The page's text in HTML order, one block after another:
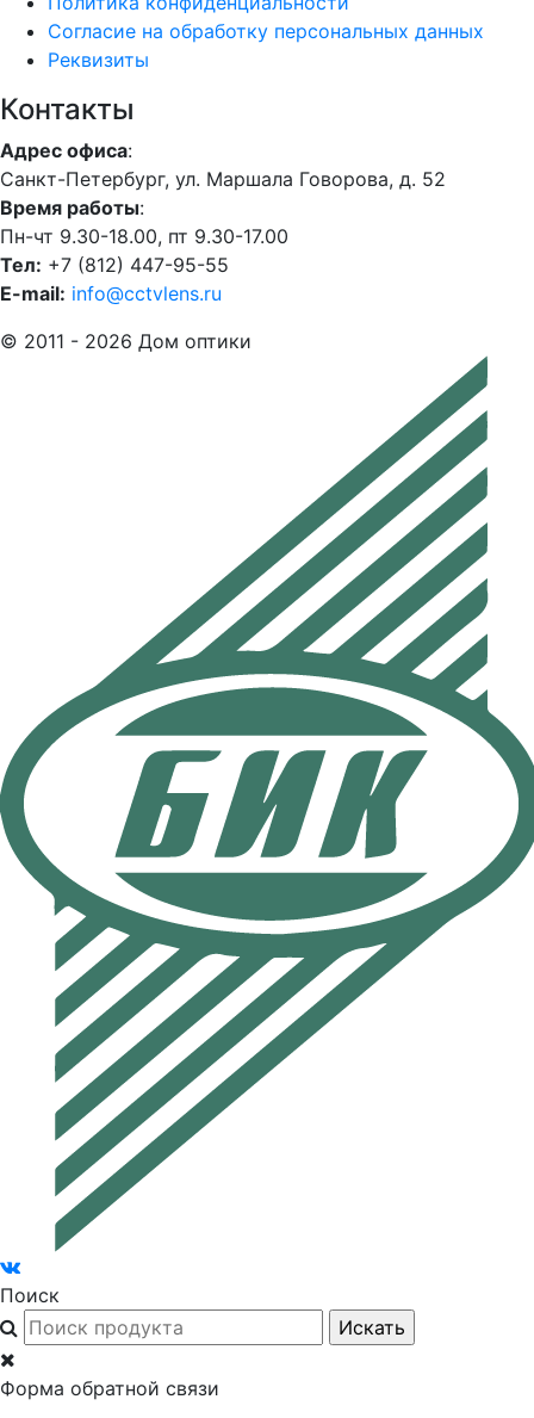
Согласие на обработку персональных данных
Реквизиты
Контакты
Адрес офиса:
Санкт-Петербург, ул. Маршала Говорова, д. 52
Время работы:
Пн-чт 9.30-18.00, пт 9.30-17.00
Тел: +7 (812) 447-95-55
E-mail: info@cctvlens.ru
© 2011 - 2026 Дом оптики
Поиск
Форма обратной связи